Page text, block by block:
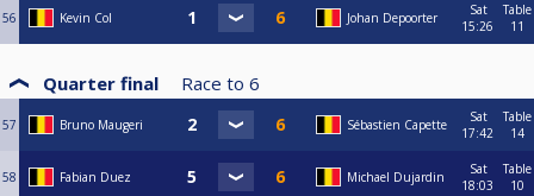
56 Kevin Col Johan Depoorter
Sat
15:26
Table
11
Quarter final Race to 6
57 Bruno Maugeri Sébastien Capette
Sat
17:42
Table
14
58 Fabian Duez Michael Dujardin
Sat
18:03
Table
10